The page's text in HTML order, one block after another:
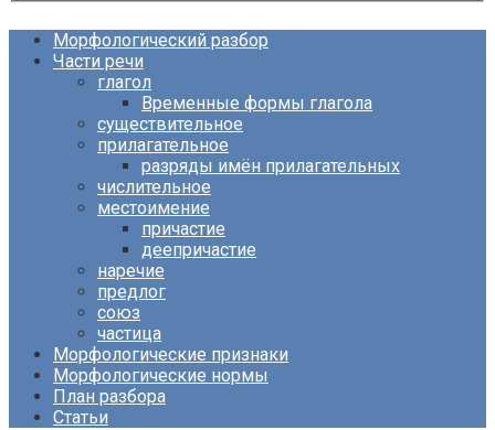
Морфологический разбор
Части речи
глагол
Временные формы глагола
существительное
прилагательное
разряды имён прилагательных
числительное
местоимение
причастие
деепричастие
наречие
предлог
союз
частица
Морфологические признаки
Морфологические нормы
План разбора
Статьи